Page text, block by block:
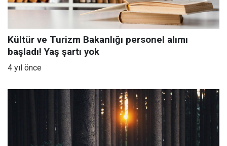
Kültür ve Turizm Bakanlığı personel alımı
başladı! Yaş şartı yok
4 yıl önce